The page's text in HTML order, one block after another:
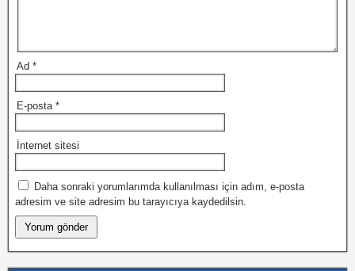
Ad *
E-posta *
İnternet sitesi
Daha sonraki yorumlarımda kullanılması için adım, e-posta
adresim ve site adresim bu tarayıcıya kaydedilsin.